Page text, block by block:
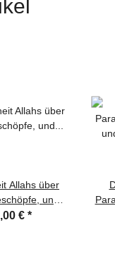
Allahs über
und
über
€ *